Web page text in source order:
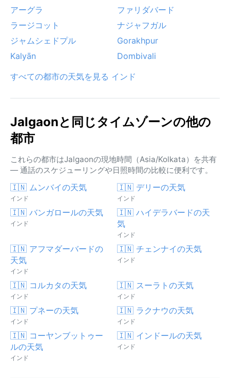
アーグラ
ファリダバード
ラージコット
ナジャフガル
ジャムシェドプル
Gorakhpur
Kalyān
Dombivali
すべての都市の天気を見る インド
Jalgaonと同じタイムゾーンの他の
都市
これらの都市はJalgaonの現地時間（Asia/Kolkata）を共有
— 通話のスケジューリングや日照時間の比較に便利です。
🇮🇳 ムンバイの天気
インド
🇮🇳 デリーの天気
インド
🇮🇳 バンガロールの天気
インド
🇮🇳 ハイデラバードの天
気
インド
🇮🇳 アフマダーバードの
天気
インド
🇮🇳 チェンナイの天気
インド
🇮🇳 コルカタの天気
インド
🇮🇳 スーラトの天気
インド
🇮🇳 プネーの天気
インド
🇮🇳 ラクナウの天気
インド
🇮🇳 コーヤンブットゥー
ルの天気
インド
🇮🇳 インドールの天気
インド